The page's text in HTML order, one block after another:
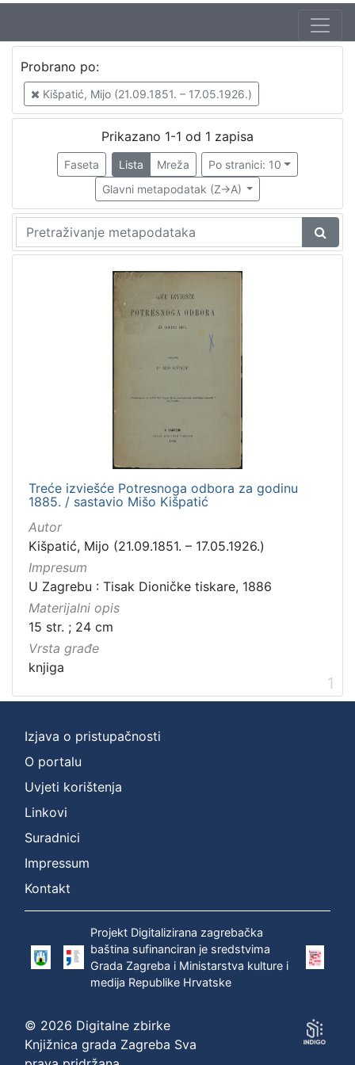
Jezik
hrvatski
cjelina
Zagreb na pragu modernog doba
Zagrebački potres
Probrano po:
Kišpatić, Mijo (21.09.1851. – 17.05.1926.)
Prikazano 1-1 od 1 zapisa
Faseta Lista Mreža
Po stranici: 10
Glavni metapodatak (Z->A)
Treće izviešće Potresnoga odbora za godinu
1885. / sastavio Mišo Kišpatić
Autor
Kišpatić, Mijo (21.09.1851. – 17.05.1926.)
Impresum
U Zagrebu : Tisak Dioničke tiskare, 1886
Materijalni opis
15 str. ; 24 cm
Vrsta građe
knjiga
1
Izjava o pristupačnosti
O portalu
Uvjeti korištenja
Linkovi
Suradnici
Impressum
Kontakt
Projekt Digitalizirana zagrebačka
baština sufinanciran je sredstvima
Grada Zagreba i Ministarstva kulture i
medija Republike Hrvatske
© 2026 Digitalne zbirke
Knjižnica grada Zagreba Sva